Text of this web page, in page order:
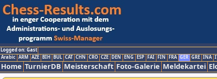
Logged on: Gast
Arabic ARM AZE BIH BUL CAT CHN CRO CZE DEN ENG ESP FAI FIN FRA GER GRE INA
Home TurnierDB Meisterschaft Foto-Galerie Meldekartei